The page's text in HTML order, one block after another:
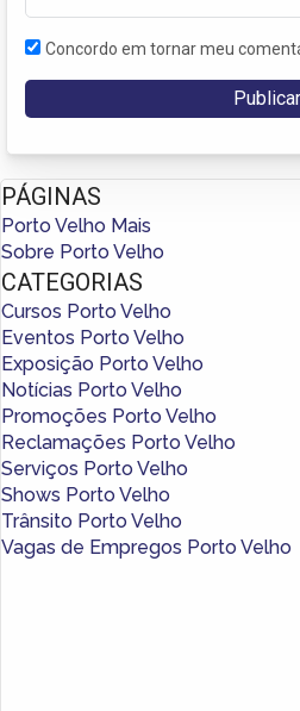
Concordo em tornar meu
PÁGINAS
Porto Velho Mais
Sobre Porto Velho
CATEGORIAS
Cursos Porto Velho
Eventos Porto Velho
Exposição Porto Velho
Notícias Porto Velho
Promoções Porto Velho
Reclamações Porto Velho
Serviços Porto Velho
Shows Porto Velho
Trânsito Porto Velho
Vagas de Empregos Porto Velho